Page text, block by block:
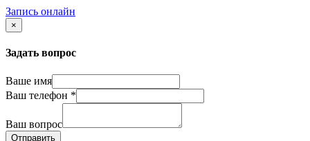
Запись онлайн
×
Задать вопрос
Ваше имя
Ваш телефон *
Ваш вопрос